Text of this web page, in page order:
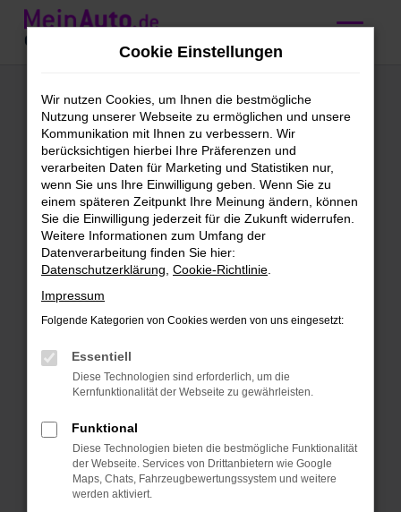
Zum
Hauptinhalt
Audi A3 kaufen mit
Lieferservice nach
Mannheim
Wir bieten günstige Audi A3 für
Mannheim
Schleichst du bereits um einen Audi A3
herum und möchtest bald mit diesem
Modell in Mannheim unterwegs sein?
wir bieten dieses erstklassige Fahrzeug
zu einem sensationellen Preis. Bei
die Spezialisten für den Audi A3 und eine
Reihe anderer Modelle geraten. Für uns
spricht, dass wir ausschließlich
Fahrzeuge aus erster Hand anbieten
Cookie Einstellungen
Wir nutzen Cookies, um Ihnen die bestmögliche
Nutzung unserer Webseite zu ermöglichen und unsere
Kommunikation mit Ihnen zu verbessern. Wir
berücksichtigen hierbei Ihre Präferenzen und
verarbeiten Daten für Marketing und Statistiken nur,
wenn Sie uns Ihre Einwilligung geben. Wenn Sie zu
einem späteren Zeitpunkt Ihre Meinung ändern, können
Sie die Einwilligung jederzeit für die Zukunft widerrufen.
Weitere Informationen zum Umfang der
Datenverarbeitung finden Sie hier:
Datenschutzerklärung Cookie-Richtlinie
Impressum
Folgende Kategorien von Cookies werden von uns eingesetzt:
Essentiell
Diese Technologien sind erforderlich, um die
Kernfunktionalität der Webseite zu gewährleisten.
Funktional
Diese Technologien bieten die bestmögliche Funktionalität
der Webseite. Services von Drittanbietern wie Google
Maps, Chats, Fahrzeugbewertungssystem und weitere
werden aktiviert.